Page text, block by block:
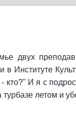
двух
Институте
И я с
летом и